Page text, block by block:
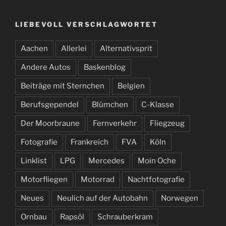
LIEBEVOLL VERSCHLAGWORTET
Aachen Allerlei Alternativsprit
Andere Autos Baskenblog
Beiträge mit Sternchen Belgien
Berufsgependel Blümchen C-Klasse
Der Moorbraune Fernverkehr Fliegzeug
Fotografie Frankreich FVA Köln
Linklist LPG Mercedes Moin Oche
Motorfliegen Motorrad Nachtfotografie
Neues Neulich auf der Autobahn Norwegen
Ornbau Rapsöl Schrauberkram